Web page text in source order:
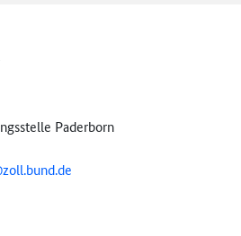
Paderborn
zoll.bund.de